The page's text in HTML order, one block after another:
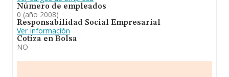
Número de empleados
0 (año 2008)
Responsabilidad Social Empresarial
Ver Información
Cotiza en Bolsa
NO